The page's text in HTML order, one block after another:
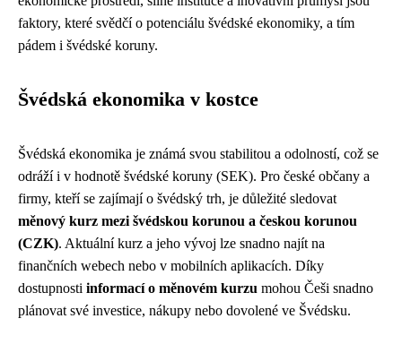
faktory, které svědčí o potenciálu švédské ekonomiky, a tím
pádem i švédské koruny.
Švédská ekonomika v kostce
Švédská ekonomika je známá svou stabilitou a odolností, což se
odráží i v hodnotě švédské koruny (SEK). Pro české občany a
firmy, kteří se zajímají o švédský trh, je důležité sledovat
měnový kurz mezi švédskou korunou a českou korunou
(CZK). Aktuální kurz a jeho vývoj lze snadno najít na
finančních webech nebo v mobilních aplikacích. Díky
dostupnosti informací o měnovém kurzu mohou Češi snadno
plánovat své investice, nákupy nebo dovolené ve Švédsku.